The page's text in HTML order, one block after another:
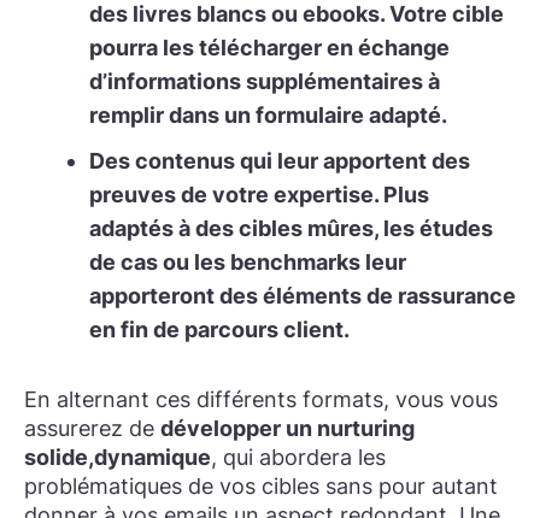
des livres blancs ou ebooks. Votre cible
pourra les télécharger en échange
d’informations supplémentaires à
remplir dans un formulaire adapté.
Des contenus qui leur apportent des
preuves de votre expertise.Plus
adaptés à des cibles mûres, les études
de cas ou les benchmarks leur
apporteront des éléments de rassurance
en fin de parcours client.
En alternant ces différents formats, vous vous
assurerez de développer un nurturing
solide,dynamique, qui abordera les
problématiques de vos cibles sans pour autant